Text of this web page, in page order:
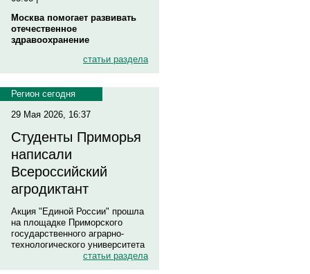
Москва помогает развивать
отечественное
здравоохранение
статьи раздела
Регион сегодня
29 Мая 2026, 16:37
Студенты Приморья
написали
Всероссийский
агродиктант
Акция "Единой России" прошла
на площадке Приморского
государственного аграрно-
технологического университета
статьи раздела